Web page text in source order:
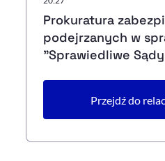
Prokuratura
podejrzanych w
"Sprawiedliwe
Przejdź do